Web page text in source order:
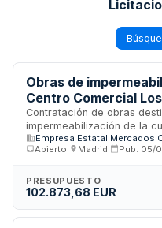
Obras de
Centro Comercial
Contratación de obras
impermeabilización de la
Cipreses ubicado en
empresas especializadas
características. La
técnico cualificado,
la obra.
Abierto
Madrid Pub. 05/
PRESUPUESTO
102.873,68 EUR